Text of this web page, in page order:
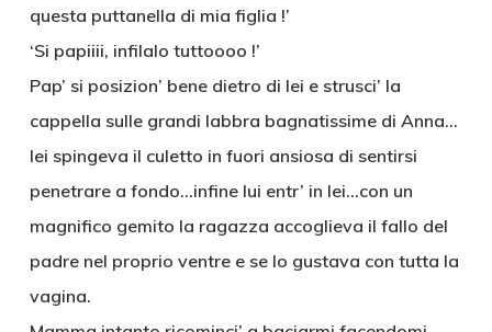
questa puttanella di mia figlia !’
‘Si papiiii, infilalo tuttoooo !’
Pap’ si posizion’ bene dietro di lei e strusci’ la
cappella sulle grandi labbra bagnatissime di Anna…
lei spingeva il culetto in fuori ansiosa di sentirsi
penetrare a fondo…infine lui entr’ in lei…con un
magnifico gemito la ragazza accoglieva il fallo del
padre nel proprio ventre e se lo gustava con tutta la
vagina.